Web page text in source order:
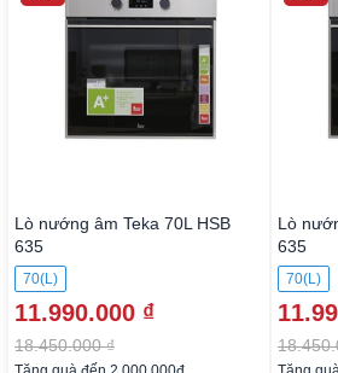
Lò nướng âm Teka 70L HSB
635
70(L)
11.990.000 ₫
18.450.000 ₫
Lò
635
70(L)